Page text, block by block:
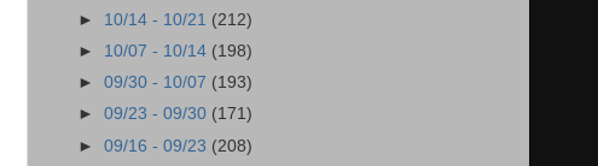
► 10/14 - 10/21 (212)
► 10/07 - 10/14 (198)
►09/30 - 10/07 (193)
►09/23 - 09/30 (171)
►09/16 - 09/23 (208)